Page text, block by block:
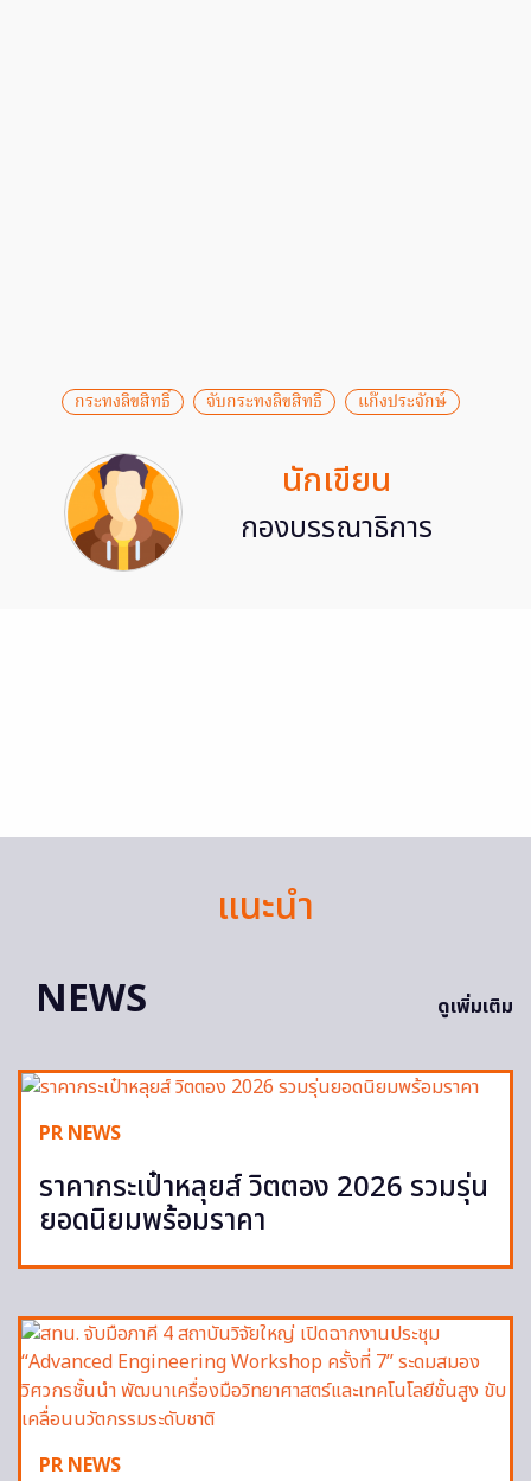
กระทงลิขสิทธิ์ จับกระทงลิขสิทธิ์ แก๊งประจักษ์
นักเขียน
กองบรรณาธิการ
แนะนำ
NEWS
ดูเพิ่มเติม
PR NEWS
ราคากระเป๋าหลุยส์ วิตตอง 2026 รวมรุ่น
ยอดนิยมพร้อมราคา
PR NEWS